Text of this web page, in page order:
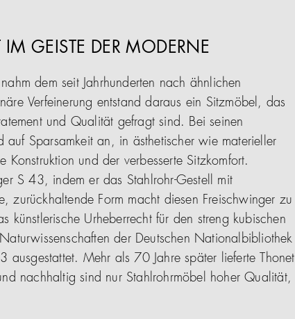
IM GEISTE DER MODERNE
dem seit Jahrhunderten nach ähnlichen
Verfeinerung entstand daraus ein Sitzmöbel, das
und Qualität gefragt sind. Bei seinen
Sparsamkeit an, in ästhetischer wie materieller
und der verbesserte Sitzkomfort.
S 43, indem er das Stahlrohr-Gestell mit
zurückhaltende Form macht diesen Freischwinger zu
künstlerische Urheberrecht für den streng kubischen
der Deutschen Nationalbibliothek
Mehr als 70 Jahre später lieferte Thonet
nachhaltig sind nur Stahlrohrmöbel hoher Qualität,